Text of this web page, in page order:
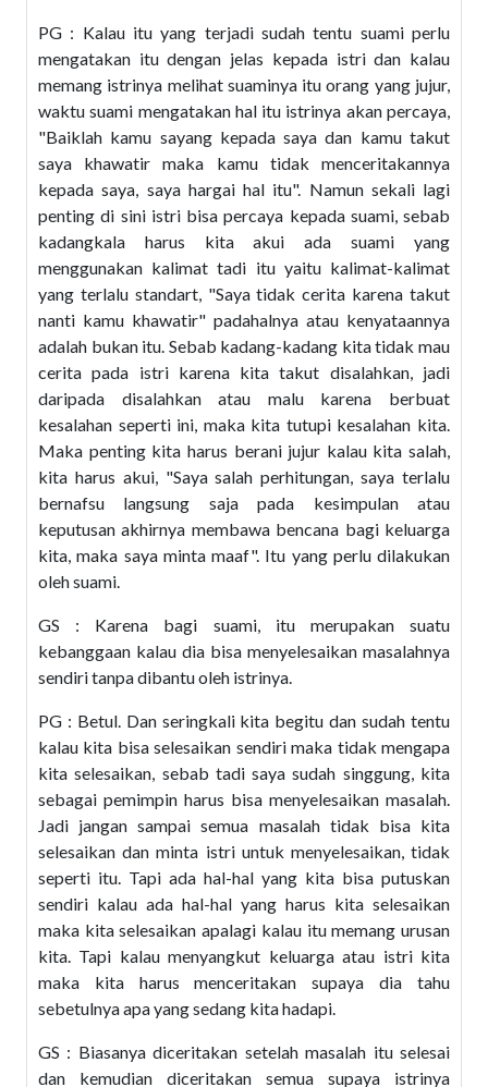
PG : Kalau itu yang terjadi sudah tentu suami perlu
mengatakan itu dengan jelas kepada istri dan kalau
memang istrinya melihat suaminya itu orang yang jujur,
waktu suami mengatakan hal itu istrinya akan percaya,
"Baiklah kamu sayang kepada saya dan kamu takut
saya khawatir maka kamu tidak menceritakannya
kepada saya, saya hargai hal itu". Namun sekali lagi
penting di sini istri bisa percaya kepada suami, sebab
kadangkala harus kita akui ada suami yang
menggunakan kalimat tadi itu yaitu kalimat-kalimat
yang terlalu standart, "Saya tidak cerita karena takut
nanti kamu khawatir" padahalnya atau kenyataannya
adalah bukan itu. Sebab kadang-kadang kita tidak mau
cerita pada istri karena kita takut disalahkan, jadi
daripada disalahkan atau malu karena berbuat
kesalahan seperti ini, maka kita tutupi kesalahan kita.
Maka penting kita harus berani jujur kalau kita salah,
kita harus akui, "Saya salah perhitungan, saya terlalu
bernafsu langsung saja pada kesimpulan atau
keputusan akhirnya membawa bencana bagi keluarga
kita, maka saya minta maaf". Itu yang perlu dilakukan
oleh suami.
GS : Karena bagi suami, itu merupakan suatu
kebanggaan kalau dia bisa menyelesaikan masalahnya
sendiri tanpa dibantu oleh istrinya.
PG : Betul. Dan seringkali kita begitu dan sudah tentu
kalau kita bisa selesaikan sendiri maka tidak mengapa
kita selesaikan, sebab tadi saya sudah singgung, kita
sebagai pemimpin harus bisa menyelesaikan masalah.
Jadi jangan sampai semua masalah tidak bisa kita
selesaikan dan minta istri untuk menyelesaikan, tidak
seperti itu. Tapi ada hal-hal yang kita bisa putuskan
sendiri kalau ada hal-hal yang harus kita selesaikan
maka kita selesaikan apalagi kalau itu memang urusan
kita. Tapi kalau menyangkut keluarga atau istri kita
maka kita harus menceritakan supaya dia tahu
sebetulnya apa yang sedang kita hadapi.
GS : Biasanya diceritakan setelah masalah itu selesai
dan kemudian diceritakan semua supaya istrinya